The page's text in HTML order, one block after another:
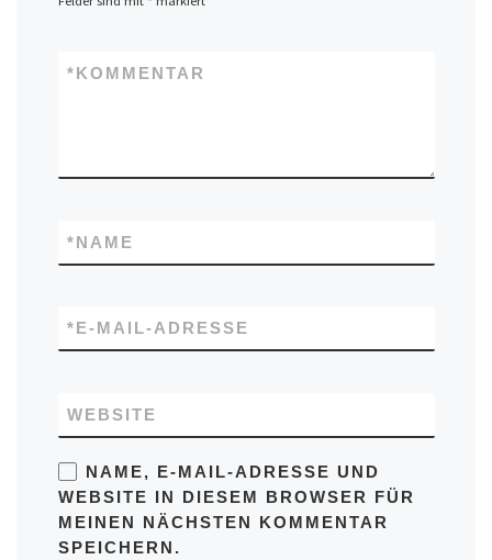
KOMMENTAR
*
NAME
*
E-MAIL-ADRESSE
*
WEBSITE
NAME, E-MAIL-ADRESSE UND
WEBSITE IN DIESEM BROWSER FÜR
MEINEN NÄCHSTEN KOMMENTAR
SPEICHERN.